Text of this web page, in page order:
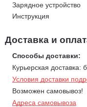
Зарядное устройство
Инструкция
Доставка и
Способы доставки:
Курьерская доставка:
Условия доставки
Возможен самовывоз!
Адреса самовывоза